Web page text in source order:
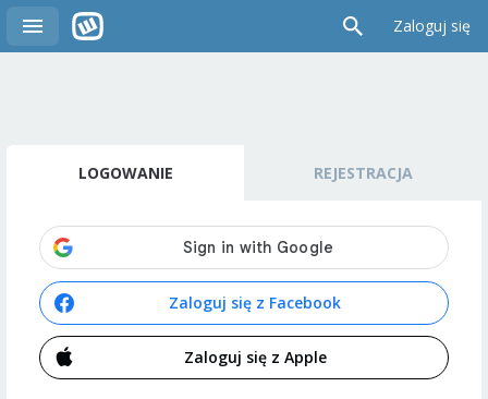
Zaloguj się
LOGOWANIE REJESTRACJA
Zaloguj się z Facebook
Zaloguj się z Apple